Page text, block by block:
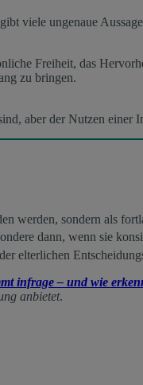
viele ungenaue
Freiheit, das
zu bringen.
aber der Nutzen einer
werden, sondern als
dann, wenn sie
elterlichen
infrage – und wie
anbietet.